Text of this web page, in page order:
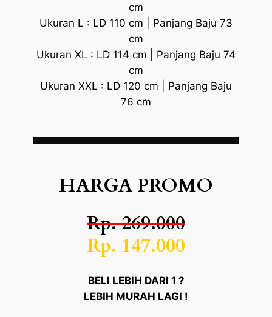
cm
Ukuran L : LD 110 cm | Panjang Baju 73
cm
Ukuran XL : LD 114 cm | Panjang Baju 74
cm
Ukuran XXL : LD 120 cm | Panjang Baju
76 cm
HARGA PROMO
Rp. 269.000
Rp. 147.000
BELI LEBIH DARI 1 ?
LEBIH MURAH LAGI !